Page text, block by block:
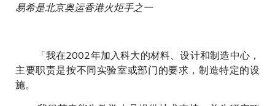
易希是北京奥运香港火炬手之一
「我在2002年加入科大的材料、设计和制造中心，
主要职责是按不同实验室或部门的要求，制造特定的设
施。